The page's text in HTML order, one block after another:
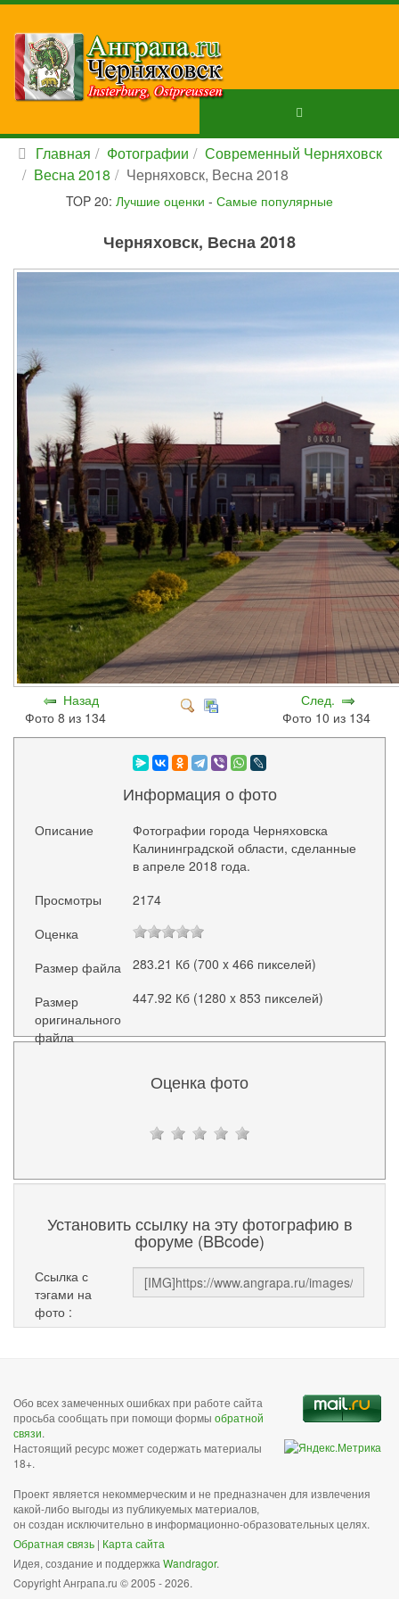
Главная Фотографии
Современный Черняховск
Весна 2018
Черняховск, Весна 2018
TOP 20: Лучшие оценки - Самые популярные
Черняховск, Весна 2018
Назад
Фото 8 из 134
След.
Фото 10 из 134
Информация о фото
Описание
Фотографии города Черняховска
Калининградской области, сделанные
в апреле 2018 года.
Просмотры
2174
Оценка
Размер файла
283.21 Кб (700 x 466 пикселей)
Размер
оригинального
файла
447.92 Кб (1280 x 853 пикселей)
Оценка фото
Установить ссылку на эту фотографию в
форуме (BBcode)
Ссылка с
тэгами на
фото :
Обо всех замеченных ошибках при работе сайта
просьба сообщать при помощи формы обратной
связи.
Настоящий ресурс может содержать материалы
18+.
Проект является некоммерческим и не предназначен для извлечения
какой-либо выгоды из публикуемых материалов,
он создан исключительно в информационно-образовательных целях.
Обратная связь | Карта сайта
Идея, создание и поддержка Wandragor.
Copyright Анграпа.ru © 2005 - 2026.